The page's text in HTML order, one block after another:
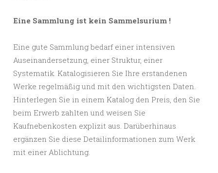
Eine Sammlung ist kein Sammelsurium !
Eine gute Sammlung bedarf einer intensiven
Auseinandersetzung, einer Struktur, einer
Systematik. Katalogisieren Sie Ihre erstandenen
Werke regelmäßig und mit den wichtigsten Daten.
Hinterlegen Sie in einem Katalog den Preis, den Sie
beim Erwerb zahlten und weisen Sie
Kaufnebenkosten explizit aus. Darüberhinaus
ergänzen Sie diese Detailinformationen zum Werk
mit einer Ablichtung.